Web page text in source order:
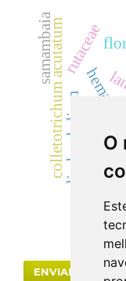
O
cylindrocladium
colletotrichum acutatumrutaceae
samambaia
ENVIAR